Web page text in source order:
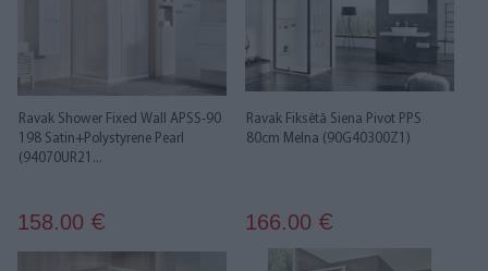
Ravak Shower Fixed Wall APSS-90
198 Satin+Polystyrene Pearl
(94070UR21...
158.00 €
Ravak Fiksētā Siena Pivot PPS
80cm Melna (90G40300Z1)
166.00 €